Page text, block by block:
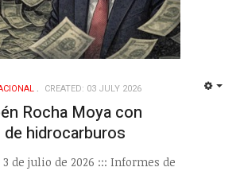
CREATED: 03 JULY 2026
Rocha Moya con
hidrocarburos
de julio de 2026 ::: Informes de